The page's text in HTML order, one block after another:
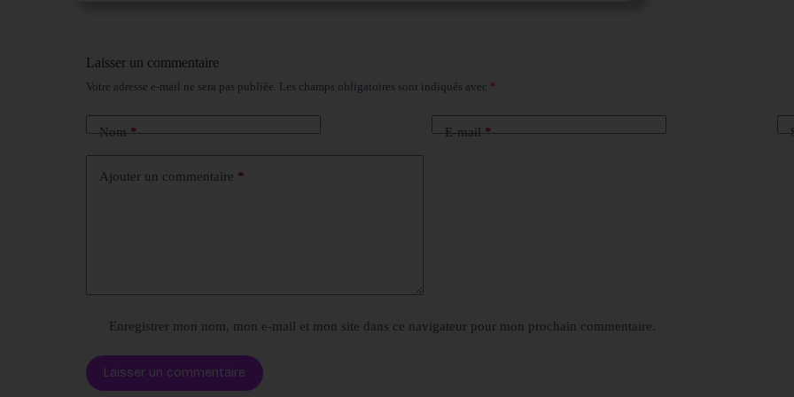
Laisser un commentaire
Votre adresse e-mail ne sera pas publiée. Les champs obligatoires sont indiqués avec *
Nom* E-mail*
Ajouter un commentaire *
Enregistrer mon nom, mon e-mail et mon site dans ce navigateur pour mon prochain commentaire.
Laisser un commentaire